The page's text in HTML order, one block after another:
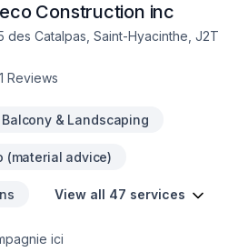
irréprochable. Parlons de votre
comment nous pouvons vous
Construction inc
des Catalpas, Saint-Hyacinthe, J2T
1 Reviews
Balcony & Landscaping
(material advice)
View all 47 services
ici